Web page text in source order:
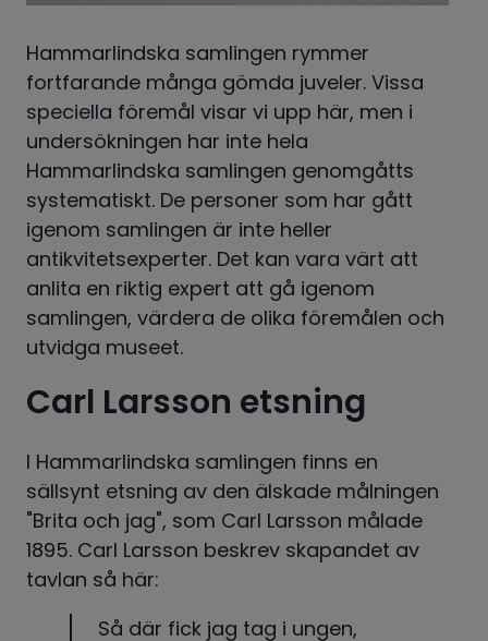
Hammarlindska samlingen rymmer
fortfarande många gömda juveler. Vissa
speciella föremål visar vi upp här, men i
undersökningen har inte hela
Hammarlindska samlingen genomgåtts
systematiskt. De personer som har gått
igenom samlingen är inte heller
antikvitetsexperter. Det kan vara värt att
anlita en riktig expert att gå igenom
samlingen, värdera de olika föremålen och
utvidga museet.
Carl Larsson etsning
I Hammarlindska samlingen finns en
sällsynt etsning av den älskade målningen
"Brita och jag", som Carl Larsson målade
1895. Carl Larsson beskrev skapandet av
tavlan så här:
Så där fick jag tag i ungen,